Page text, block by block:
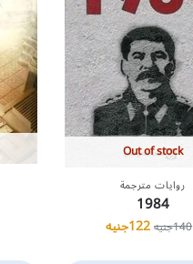
Out of stock
روايات مترجمة
1984
140جنيه122جنيه